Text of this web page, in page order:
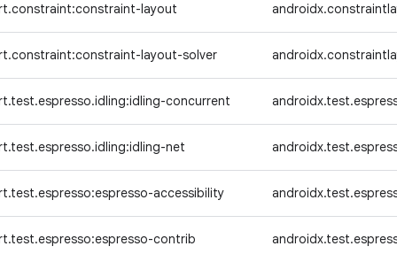
layout
layout-solver
concurrent
net
accessibility
contrib